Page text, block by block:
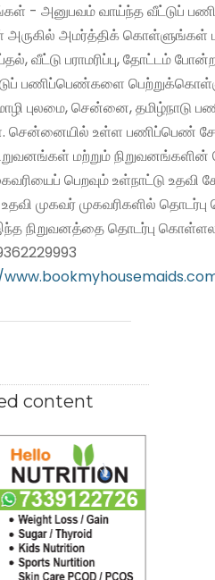
- அனுபவம் வாய்ந்த வீட்டுப்
அமர்த்திக் கொள்ளுங்கள்
வீட்டு பராமரிப்பு, தோட்டம்
பணிப்பெண்களை
புலமை, சென்னை, தமிழ்நாடு
சென்னையில் உள்ள பணிப்பெண்
மற்றும் நிறுவனங்களின்
பெறவும் உள்நாட்டு உதவி
முகவர் முகவரிகளில்
நிறுவனத்தை தொடர்பு
content